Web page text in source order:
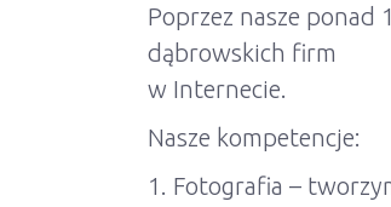
Poprzez nasze
dąbrowskich firm
w Internecie.
Nasze kompetencje:
1. Fotografia –